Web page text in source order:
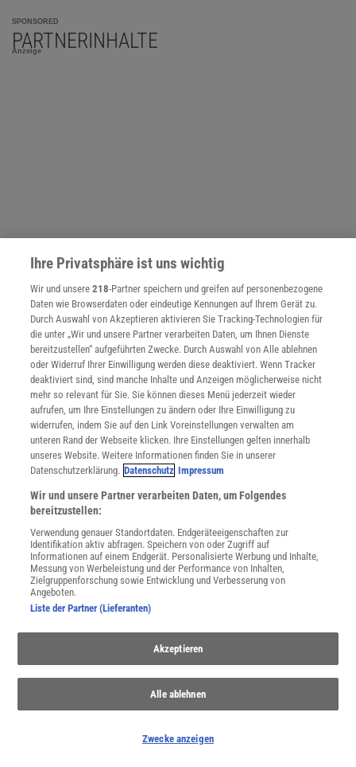
SPONSORED
PARTNERINHALTE
Anzeige
NACH OBEN
Für Sie im Spektrum-Shop und am Kiosk:
WEITERE NEUERSCHEINUNGEN SPEKTRUM SHOP
Spektrum.de-Newsletter abonnieren
JETZT ANMELDEN!
mit Ihren personenbezogenen Daten finden Sie in unserer
SERVICES
Ihre Privatsphäre ist uns wichtig
Wir und unsere218-Partner speichern und greifen auf personenbezogene
Daten wie Browserdaten oder eindeutige Kennungen auf Ihrem Gerät zu.
Durch Auswahl von Akzeptieren aktivieren Sie Tracking-Technologien für
die unter „Wir und unsere Partner verarbeiten Daten, um Ihnen Dienste
bereitzustellen“ aufgeführten Zwecke. Durch Auswahl von Alle ablehnen
oder Widerruf Ihrer Einwilligung werden diese deaktiviert. Wenn Tracker
deaktiviert sind, sind manche Inhalte und Anzeigen möglicherweise nicht
mehr so relevant für Sie. Sie können dieses Menü jederzeit wieder
aufrufen, um Ihre Einstellungen zu ändern oder Ihre Einwilligung zu
widerrufen, indem Sie auf den Link Voreinstellungen verwalten am
unteren Rand der Webseite klicken. Ihre Einstellungen gelten innerhalb
unseres Website. Weitere Informationen finden Sie in unserer
Datenschutzerklärung. Datenschutz Impressum
Wir und unsere Partner verarbeiten Daten, um Folgendes
bereitzustellen:
Verwendung genauer Standortdaten. Endgeräteeigenschaften zur
Identifikation aktiv abfragen. Speichern von oder Zugriff auf
Informationen auf einem Endgerät. Personalisierte Werbung und Inhalte,
Messung von Werbeleistung und der Performance von Inhalten,
Zielgruppenforschung sowie Entwicklung und Verbesserung von
Angeboten.
Liste der Partner (Lieferanten)
Akzeptieren
Alle ablehnen
Zwecke anzeigen